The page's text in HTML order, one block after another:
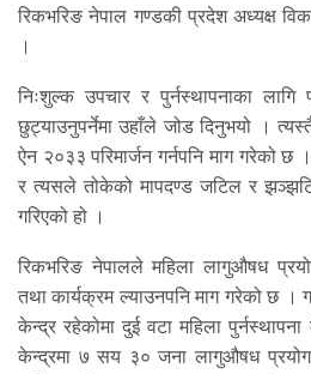
रिकभरिङ नेपाल गण्डकी प्रदेश अध्यक्ष
।
निःशुल्क उपचार र पुर्नस्थापनाका
छुट्याउनुपर्नेमा उहाँले जोड दिनुभयो ।
ऐन २०३३ परिमार्जन गर्नपनि माग गरेको
र त्यसले तोकेको मापदण्ड जटिल र
गरिएको हो ।
रिकभरिङ नेपालले महिला लागुऔषध
तथा कार्यक्रम ल्याउनपनि माग गरेको छ ।
केन्द्र रहेकोमा दुई वटा महिला
केन्द्रमा ७ सय ३० जना लागुऔषध